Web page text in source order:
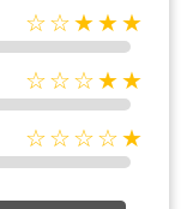
★★★☆☆
★★☆☆☆
★☆☆☆☆